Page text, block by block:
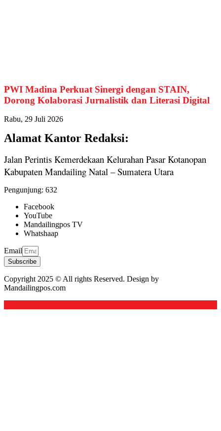
PWI Madina Perkuat Sinergi dengan STAIN,
Dorong Kolaborasi Jurnalistik dan Literasi Digital
Rabu, 29 Juli 2026
Alamat Kantor Redaksi:
Jalan Perintis Kemerdekaan Kelurahan Pasar Kotanopan
Kabupaten Mandailing Natal – Sumatera Utara
Pengunjung: 632
Facebook
YouTube
Mandailingpos TV
Whatshaap
Email
Subscribe
Copyright 2025 © All rights Reserved. Design by
Mandailingpos.com